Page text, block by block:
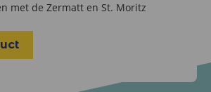
met de Zermatt en St. Moritz